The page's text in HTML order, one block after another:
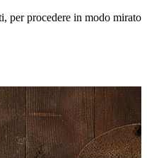
per procedere in modo mirato